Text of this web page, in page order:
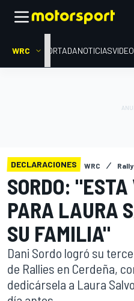
WRC PORTADANOTICIAS
DECLARACIONES WRC
SORDO:
PARA LAURA
SU FAMILIA"
Dani Sordo logró su
de Rallies en Cerdeña,
dedicársela a Laura